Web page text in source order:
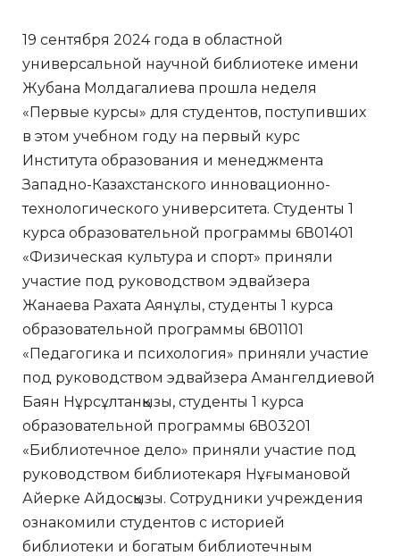
19 сентября 2024 года в областной
универсальной научной библиотеке имени
Жубана Молдагалиева прошла неделя
«Первые курсы» для студентов, поступивших
в этом учебном году на первый курс
Института образования и менеджмента
Западно-Казахстанского инновационно-
технологического университета. Студенты 1
курса образовательной программы 6В01401
«Физическая культура и спорт» приняли
участие под руководством эдвайзера
Жанаева Рахата Аянұлы, студенты 1 курса
образовательной программы 6В01101
«Педагогика и психология» приняли участие
под руководством эдвайзера Амангелдиевой
Баян Нұрсұлтанқызы, студенты 1 курса
образовательной программы 6В03201
«Библиотечное дело» приняли участие под
руководством библиотекаря Нұғымановой
Айерке Айдосқызы. Сотрудники учреждения
ознакомили студентов с историей
библиотеки и богатым библиотечным